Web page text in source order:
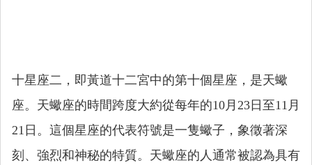
十星座二，即黃道十二宮中的第十個星座，是天蠍
座。天蠍座的時間跨度大約從每年的10月23日至11月
21日。這個星座的代表符號是一隻蠍子，象徵著深
刻、強烈和神秘的特質。天蠍座的人通常被認為具有